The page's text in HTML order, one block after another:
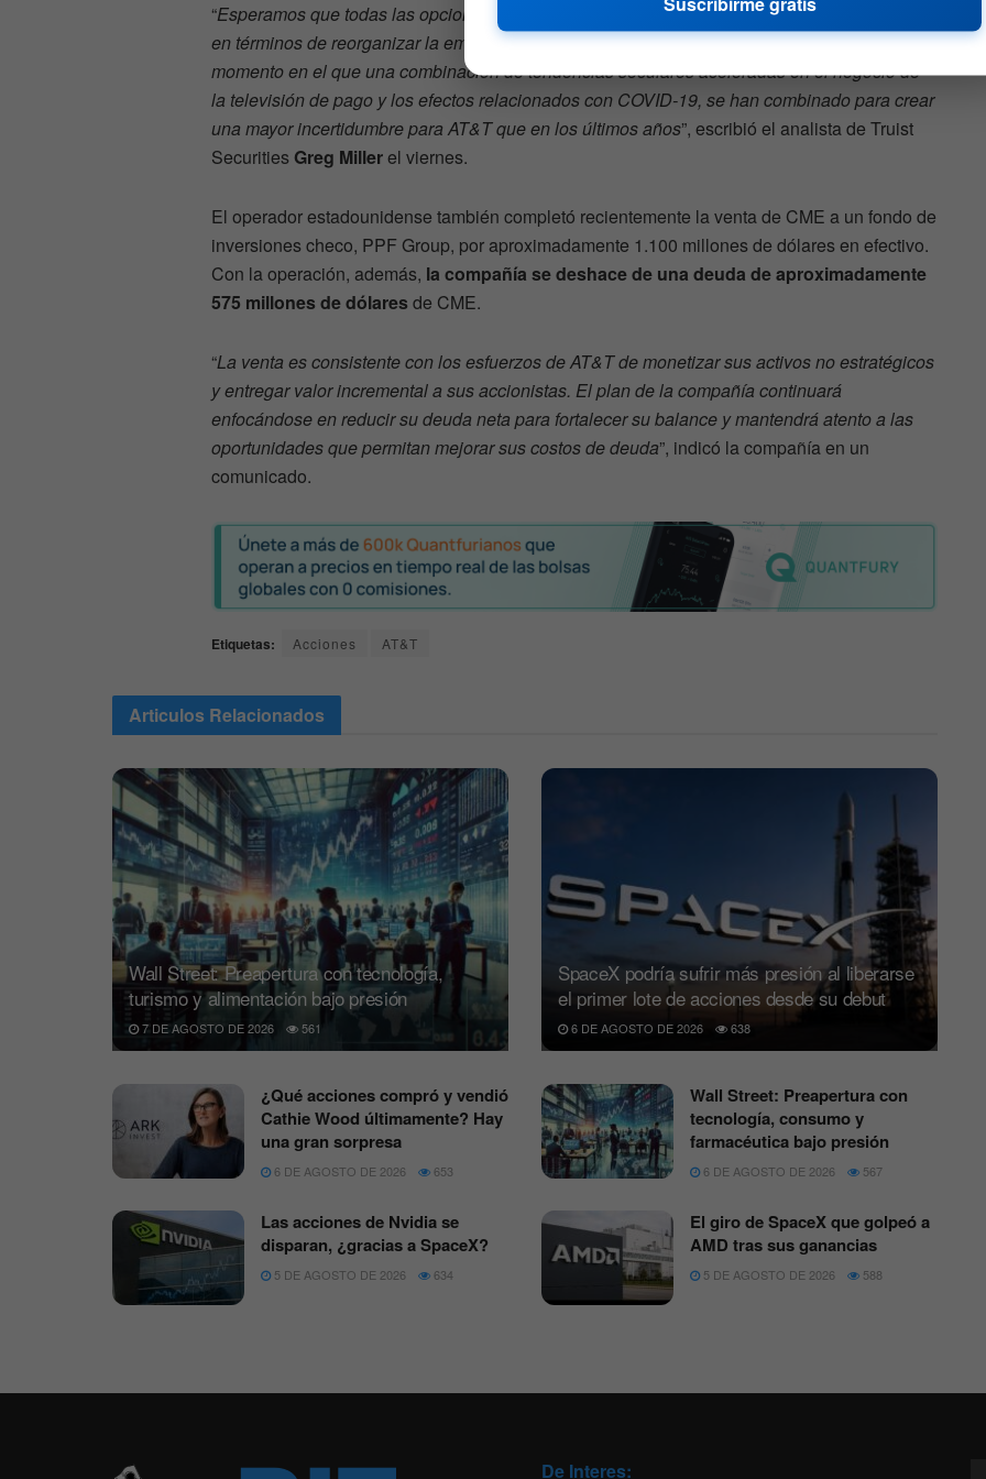
“Esperamos que todas las opciones estén sobre la mesa para el CEO relativamente nuevo
en términos de reorganizar la empresa, de tal manera que demuestre estabilidad en un
momento en el que una combinación de tendencias seculares aceleradas en el negocio de
la televisión de pago y los efectos relacionados con COVID-19, se han combinado para crear
una mayor incertidumbre para AT&T que en los últimos años”, escribió el analista de Truist
SecuritiesGreg Millerel viernes.
El operador estadounidense también completó recientemente la venta de CME a un fondo de
inversiones checo, PPF Group, por aproximadamente 1.100 millones de dólares en efectivo.
Con la operación, además, la compañía se deshace de una deuda de aproximadamente
575 millones de dólares de CME.
“La venta es consistente con los esfuerzos de AT&T de monetizar sus activos no estratégicos
y entregar valor incremental a sus accionistas. El plan de la compañía continuará
enfocándose en reducir su deuda neta para fortalecer su balance y mantendrá atento a las
oportunidades que permitan mejorar sus costos de deuda”, indicó la compañía en un
comunicado.
Etiquetas: Acciones AT&T
Articulos Relacionados
Wall Street: Preapertura con tecnología,
turismo y alimentación bajo presión
7 DE AGOSTO DE 2026 561
SpaceX podría sufrir más presión al liberarse
el primer lote de acciones desde su debut
6 DE AGOSTO DE 2026 638
¿Qué acciones compró y vendió
Cathie Wood últimamente? Hay
una gran sorpresa
6 DE AGOSTO DE 2026 653
Wall Street: Preapertura con
tecnología, consumo y
farmacéutica bajo presión
6 DE AGOSTO DE 2026 567
Las acciones de Nvidia se
disparan, ¿gracias a SpaceX?
5 DE AGOSTO DE 2026 634
El giro de SpaceX que golpeó a
AMD tras sus ganancias
5 DE AGOSTO DE 2026 588
De Interes: